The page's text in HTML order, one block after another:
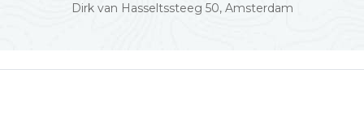
Dirk van Hasseltssteeg 50, Amsterdam